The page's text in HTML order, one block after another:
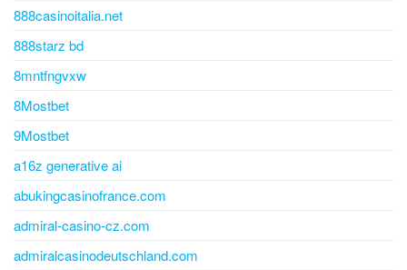
888casinoitalia.net
888starz bd
8mntfngvxw
8Mostbet
9Mostbet
a16z generative ai
abukingcasinofrance.com
admiral-casino-cz.com
admiralcasinodeutschland.com